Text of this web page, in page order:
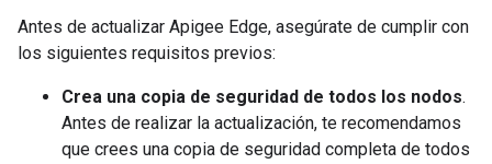
Antes de actualizar Apigee Edge, asegúrate de cumplir con
los siguientes requisitos previos:
Crea una copia de seguridad de todos los nodos.
Antes de realizar la actualización, te recomendamos
que crees una copia de seguridad completa de todos